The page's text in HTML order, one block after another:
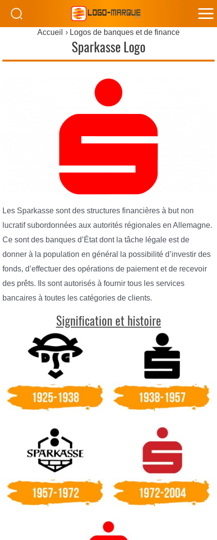
Accueil Logos de banques et de finance
Sparkasse Logo
Les Sparkasse sont des structures financières à but non
lucratif subordonnées aux autorités régionales en Allemagne.
Ce sont des banques d’État dont la tâche légale est de
donner à la population en général la possibilité d’investir des
fonds, d’effectuer des opérations de paiement et de recevoir
des prêts. Ils sont autorisés à fournir tous les services
bancaires à toutes les catégories de clients.
Signification et histoire